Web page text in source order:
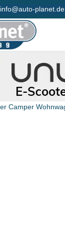
info@auto-planet.de